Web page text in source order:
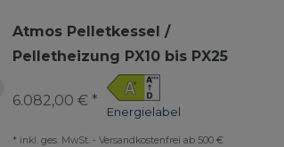
Atmos Pelletkessel /
Pelletheizung PX10 bis PX25
Energielabel
6.082,00 € *
* inkl. ges. MwSt. - Versandkostenfrei ab 500 €